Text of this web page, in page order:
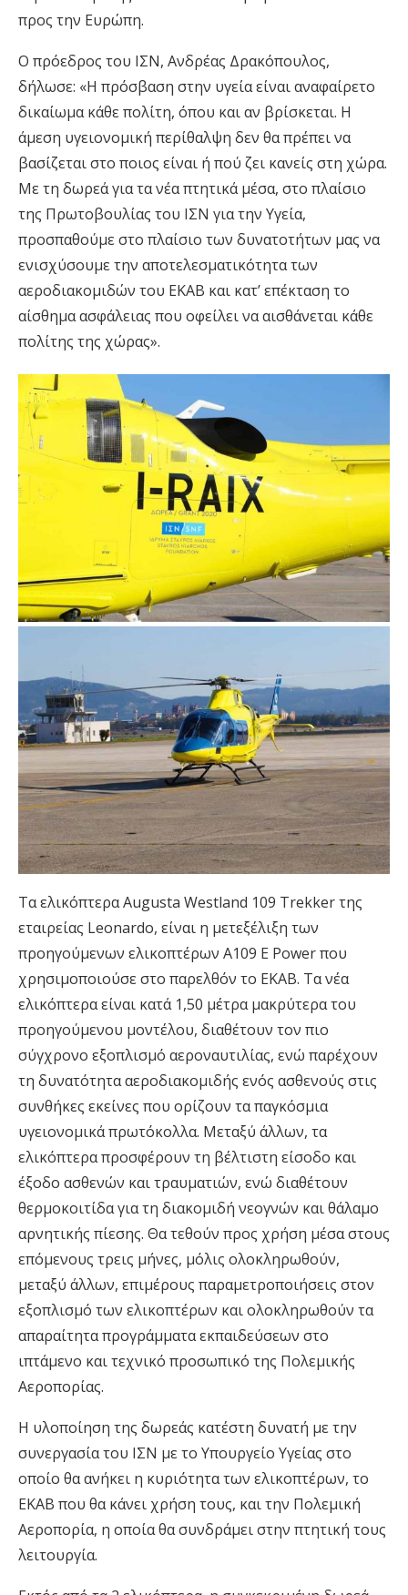
προς την Ευρώπη.
O πρόεδρος του ΙΣΝ, Ανδρέας Δρακόπουλος,
δήλωσε: «Η πρόσβαση στην υγεία είναι αναφαίρετο
δικαίωμα κάθε πολίτη, όπου και αν βρίσκεται. Η
άμεση υγειονομική περίθαλψη δεν θα πρέπει να
βασίζεται στο ποιος είναι ή πού ζει κανείς στη χώρα.
Με τη δωρεά για τα νέα πτητικά μέσα, στο πλαίσιο
της Πρωτοβουλίας του ΙΣΝ για την Υγεία,
προσπαθούμε στο πλαίσιο των δυνατοτήτων μας να
ενισχύσουμε την αποτελεσματικότητα των
αεροδιακομιδών του ΕΚΑΒ και κατ’ επέκταση το
αίσθημα ασφάλειας που οφείλει να αισθάνεται κάθε
πολίτης της χώρας».
Τα ελικόπτερα Augusta Westland 109 Trekker της
εταιρείας Leonardo, είναι η μετεξέλιξη των
προηγούμενων ελικοπτέρων A109 E Power που
χρησιμοποιούσε στο παρελθόν το ΕΚΑΒ. Τα νέα
ελικόπτερα είναι κατά 1,50 μέτρα μακρύτερα του
προηγούμενου μοντέλου, διαθέτουν τον πιο
σύγχρονο εξοπλισμό αεροναυτιλίας, ενώ παρέχουν
τη δυνατότητα αεροδιακομιδής ενός ασθενούς στις
συνθήκες εκείνες που ορίζουν τα παγκόσμια
υγειονομικά πρωτόκολλα. Μεταξύ άλλων, τα
ελικόπτερα προσφέρουν τη βέλτιστη είσοδο και
έξοδο ασθενών και τραυματιών, ενώ διαθέτουν
θερμοκοιτίδα για τη διακομιδή νεογνών και θάλαμο
αρνητικής πίεσης. Θα τεθούν προς χρήση μέσα στους
επόμενους τρεις μήνες, μόλις ολοκληρωθούν,
μεταξύ άλλων, επιμέρους παραμετροποιήσεις στον
εξοπλισμό των ελικοπτέρων και ολοκληρωθούν τα
απαραίτητα προγράμματα εκπαιδεύσεων στο
ιπτάμενο και τεχνικό προσωπικό της Πολεμικής
Αεροπορίας.
Η υλοποίηση της δωρεάς κατέστη δυνατή με την
συνεργασία του ΙΣΝ με το Υπουργείο Υγείας στο
οποίο θα ανήκει η κυριότητα των ελικοπτέρων, το
ΕΚΑΒ που θα κάνει χρήση τους, και την Πολεμική
Αεροπορία, η οποία θα συνδράμει στην πτητική τους
λειτουργία.